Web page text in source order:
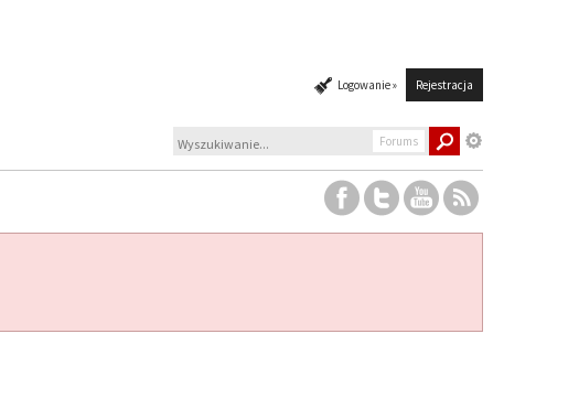
Logowanie » Rejestracja
Forums